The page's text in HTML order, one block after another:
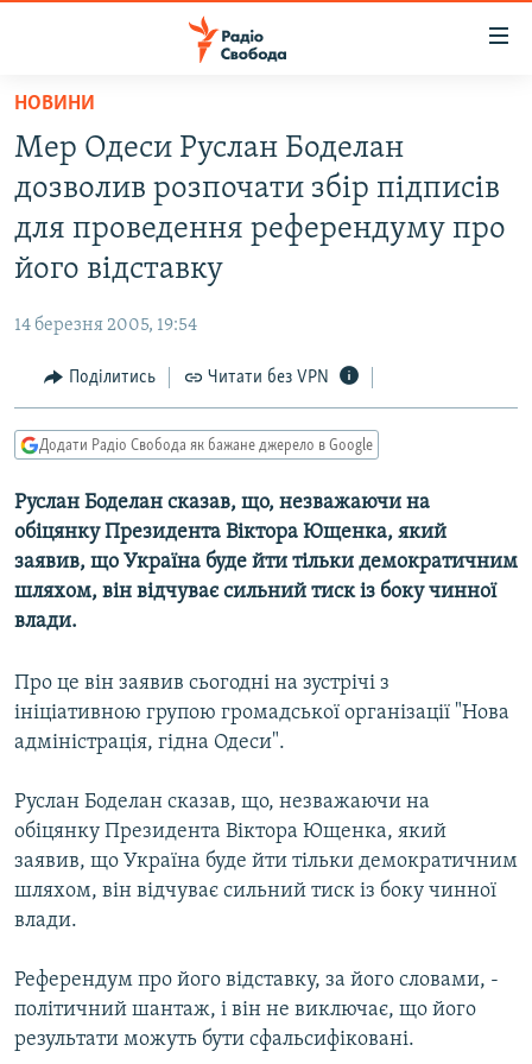
Перейти
основного
матеріалу
до
основної
Перейти
пошуку
ВСЕ ЗА ДОБУ
ПОЛІТИКА
СУСПІЛЬСТВО
КУЛЬТУРА
СПОРТ
СВІТ
ВІЙНА
ДОНБАС.РЕАЛІЇ
КРИМ.РЕАЛІЇ
ТИ ЯК?
КИТАЙ.ВИКЛИКИ
МУЛЬТИМЕДІА
ФОТО
ПОДКАСТИ
КРИМ РЕАЛІЇ
УКР
КТАТ
ДОЛУЧАЙСЯ!
НОВИНИ
Мер Одеси Руслан Боделан
дозволив розпочати збір підписів
для проведення референдуму про
його відставку
14 березня 2005, 19:54
Поділитись Читати без VPN
Додати Радіо Свобода як бажане джерело в Google
Руслан Боделан сказав, що, незважаючи на
обіцянку Президента Віктора Ющенка, який
заявив, що Україна буде йти тільки демократичним
шляхом, він відчуває сильний тиск із боку чинної
влади.
Про це він заявив сьогодні на зустрічі з
ініціативною групою громадської організації "Нова
адміністрація, гідна Одеси".
Руслан Боделан сказав, що, незважаючи на
обіцянку Президента Віктора Ющенка, який
заявив, що Україна буде йти тільки демократичним
шляхом, він відчуває сильний тиск із боку чинної
влади.
Референдум про його відставку, за його словами, -
політичний шантаж, і він не виключає, що його
результати можуть бути сфальсифіковані.